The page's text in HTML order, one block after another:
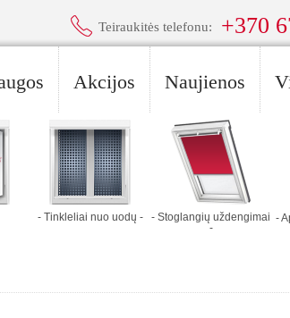
Teiraukitės telefonu: +370
Akcijos Naujienos
- Tinkleliai nuo uodų -
- Stoglangių uždengimai
-
-